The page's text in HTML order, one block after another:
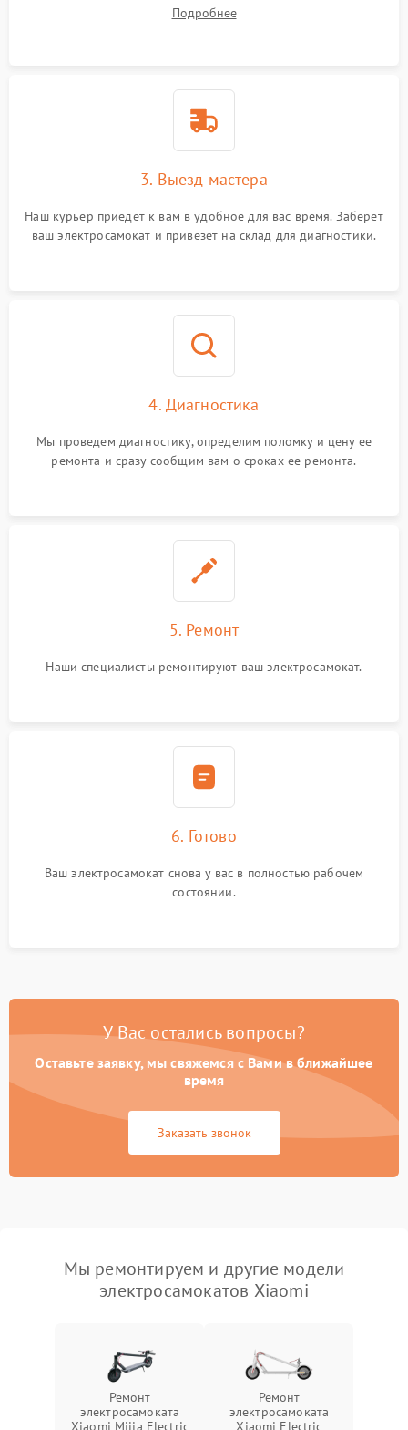
Подробнее
3. Выезд мастера
Наш курьер приедет к вам в удобное для вас время. Заберет
ваш электросамокат и привезет на склад для диагностики.
4. Диагностика
Мы проведем диагностику, определим поломку и цену ее
ремонта и сразу сообщим вам о сроках ее ремонта.
5. Ремонт
Наши специалисты ремонтируют ваш электросамокат.
6. Готово
Ваш электросамокат снова у вас в полностью рабочем
состоянии.
У Вас остались вопросы?
Оставьте заявку, мы свяжемся с Вами в ближайшее
время
Заказать звонок
Мы ремонтируем и другие модели
электросамокатов Xiaomi
Ремонт
электросамоката
Xiaomi Mijia Electric
Ремонт
электросамоката
Xiaomi Electric